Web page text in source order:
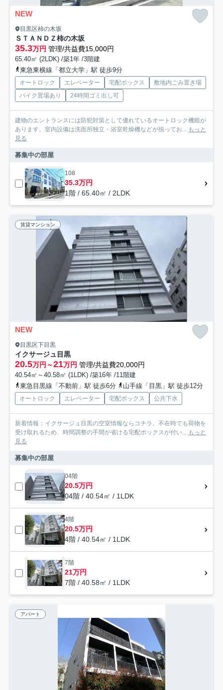
NEW
目黒区柿の木坂
ＳＴＡＮＤＺ柿の木坂
35.3万円 管理/共益費15,000円
65.40㎡ (2LDK) /築1年 /3階建
東急東横線「都立大学」駅 徒歩9分
オートロック エレベーター 宅配ボックス
敷地内ごみ置き場
バイク置場あり
24時間ゴミ出し可
建物のエントランスには防犯対策として優れているオートロック機能が
あります。室内設備は洗面所独立・浴室乾燥機などが揃ってお... もっと
見る
募集中の部屋
108
35.3万円
1階 / 65.40㎡ / 2LDK
賃貸マンション
NEW
目黒区下目黒
イクサージュ目黒
20.5万円～21万円 管理/共益費20,000円
40.54㎡～40.58㎡ (1LDK) /築16年 /11階建
東急目黒線「不動前」駅 徒歩6分
山手線「目黒」駅 徒歩12分
オートロック エレベーター 宅配ボックス 公共下水
新着情報：イクサージュ目黒の空室情報ならコチラ。不在時でも荷物を
受け取れるため、時間調整の手間が省ける宅配ボックスが付い... もっと
見る
募集中の部屋
04階
20.5万円
04階 / 40.54㎡ / 1LDK
4階
20.5万円
4階 / 40.54㎡ / 1LDK
7階
21万円
7階 / 40.58㎡ / 1LDK
アパート